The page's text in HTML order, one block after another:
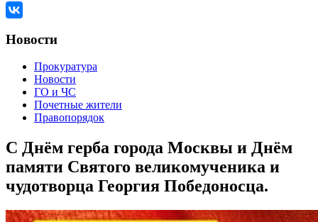
Новости
Прокуратура
Новости
ГО и ЧС
Почетные жители
Правопорядок
С Днём герба города Москвы и Днём
памяти Святого великомученика и
чудотворца Георгия Победоносца.